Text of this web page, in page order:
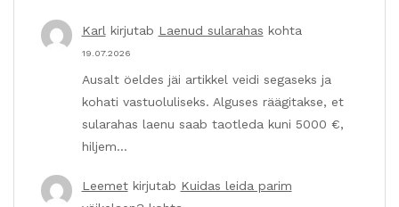
Karl kirjutab Laenud sularahas kohta
19.07.2026
Ausalt öeldes jäi artikkel veidi segaseks ja
kohati vastuoluliseks. Alguses räägitakse, et
sularahas laenu saab taotleda kuni 5000 €,
hiljem…
Leemetkirjutab Kuidas leida parim